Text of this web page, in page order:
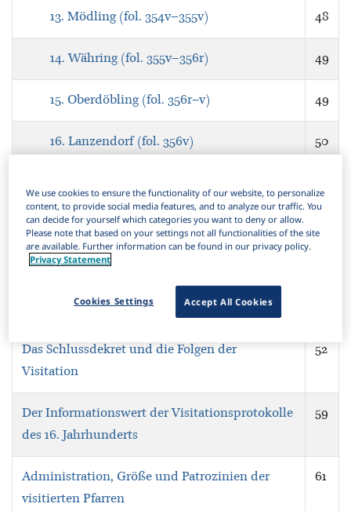
13. Mödling (fol. 354v–355v) 48
14. Währing (fol. 355v–356r) 49
15. Oberdöbling (fol. 356r‒v) 49
16. Lanzendorf (fol. 356v) 50
18. Biedermannsdorf (fol. 357r)
19. Gumpendorf (fol. 357r‒v)
20. St. Ulrich (fol. 357v–359r)
Das Schlussdekret und die Folgen der
Visitation
52
Der Informationswert der Visitationsprotokolle
des 16. Jahrhunderts
59
Administration, Größe und Patrozinien der
visitierten Pfarren
61
We use cookies to ensure the functionality of our website, to personalize
content, to provide social media features, and to analyze our traffic. You
can decide for yourself which categories you want to deny or allow.
Please note that based on your settings not all functionalities of the site
are available. Further information can be found in our privacy policy.
Privacy Statement
Accept All Cookies
Cookies Settings